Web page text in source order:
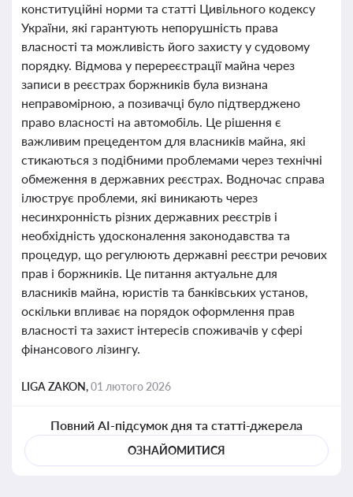
конституційні норми та статті Цивільного кодексу
України, які гарантують непорушність права
власності та можливість його захисту у судовому
порядку. Відмова у перереєстрації майна через
записи в реєстрах боржників була визнана
неправомірною, а позивачці було підтверджено
право власності на автомобіль. Це рішення є
важливим прецедентом для власників майна, які
стикаються з подібними проблемами через технічні
обмеження в державних реєстрах. Водночас справа
ілюструє проблеми, які виникають через
несинхронність різних державних реєстрів і
необхідність удосконалення законодавства та
процедур, що регулюють державні реєстри речових
прав і боржників. Це питання актуальне для
власників майна, юристів та банківських установ,
оскільки впливає на порядок оформлення прав
власності та захист інтересів споживачів у сфері
фінансового лізингу.
LIGA ZAKON,01 лютого 2026
Повний AI-підсумок дня та статті-джерела
ОЗНАЙОМИТИСЯ